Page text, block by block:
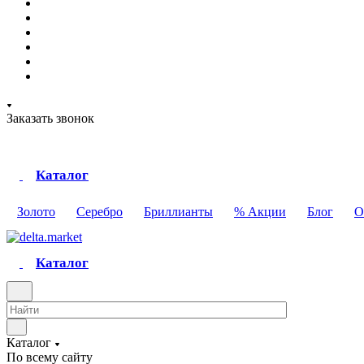
Заказать звонок
Каталог
Золото Серебро Бриллианты % Акции Блог О
Каталог
Каталог
По всему сайту